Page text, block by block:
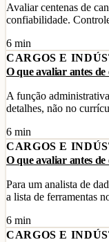
Avaliar centenas de
confiabilidade.
6 min
CARGOS E
O que avaliar antes
A função
detalhes, não no
6 min
CARGOS E
O que avaliar antes
Para um analista de
a lista de ferramentas
6 min
CARGOS E